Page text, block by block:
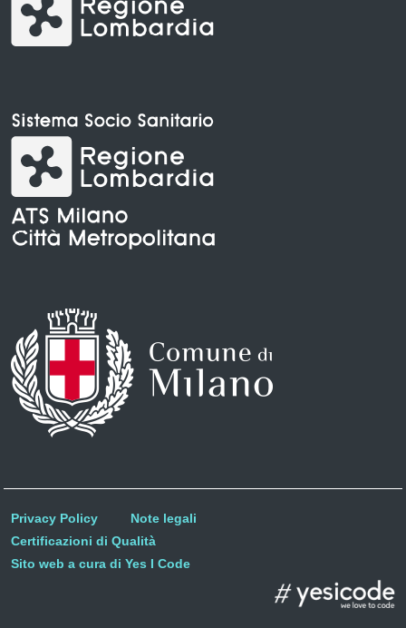
Privacy Policy
Note legali
Certificazioni di Qualità
Sito web a cura di Yes I Code